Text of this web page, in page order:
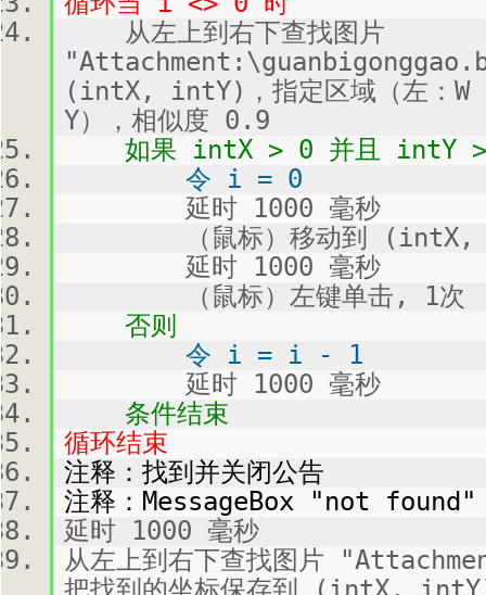
从左上到右下查找图片
(intX, intY)，指定区域（左：W
Y），相似度 0.9
如果 intX > 0 并且 intY
令 i = 0
延时 1000 毫秒
（鼠标）移动到 (intX,
延时 1000 毫秒
（鼠标）左键单击, 1次
否则
令 i = i - 1
延时 1000 毫秒
条件结束
循环结束
注释：找到并关闭公告
注释：MessageBox "not found"
延时 1000 毫秒
从左上到右下查找图片